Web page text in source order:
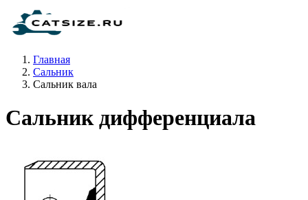
Главная
Сальник
Сальник вала
Сальник дифференциала